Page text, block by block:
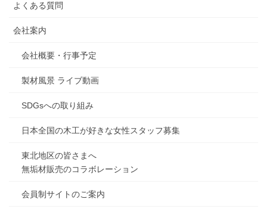
よくある質問
会社案内
会社概要・行事予定
製材風景 ライブ動画
SDGsへの取り組み
日本全国の木工が好きな女性スタッフ募集
東北地区の皆さまへ
無垢材販売のコラボレーション
会員制サイトのご案内